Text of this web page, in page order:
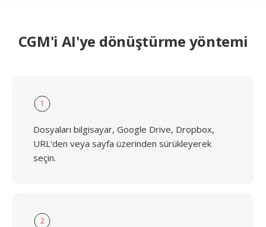
CGM'i AI'ye dönüştürme yöntemi
1
Dosyaları bilgisayar, Google Drive, Dropbox,
URL'den veya sayfa üzerinden sürükleyerek
seçin.
2